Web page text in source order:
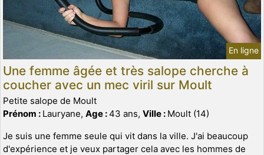
En ligne
Une femme âgée et très salope cherche à
coucher avec un mec viril sur Moult
Petite salope de Moult
Prénom : Lauryane, Age :43 ans, Ville : Moult (14)
Je suis une femme seule qui vit dans la ville. J'ai beaucoup
d'expérience et je veux partager cela avec les hommes de